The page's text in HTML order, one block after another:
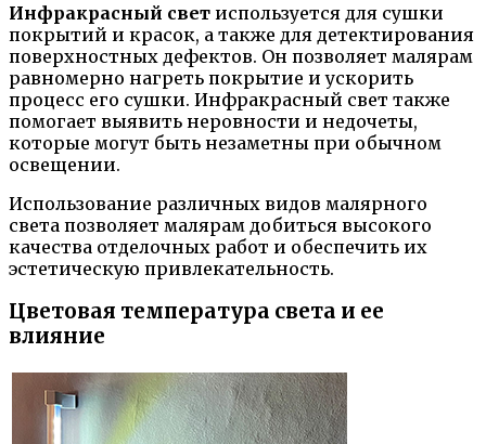
Инфракрасный свет используется для сушки
покрытий и красок, а также для детектирования
поверхностных дефектов. Он позволяет малярам
равномерно нагреть покрытие и ускорить
процесс его сушки. Инфракрасный свет также
помогает выявить неровности и недочеты,
которые могут быть незаметны при обычном
освещении.
Использование различных видов малярного
света позволяет малярам добиться высокого
качества отделочных работ и обеспечить их
эстетическую привлекательность.
Цветовая температура света и ее
влияние